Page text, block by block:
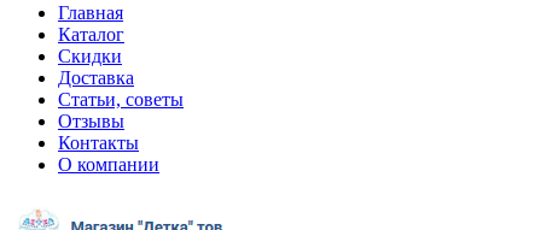
Главная
Каталог
Скидки
Доставка
Статьи, советы
Отзывы
Контакты
О компании